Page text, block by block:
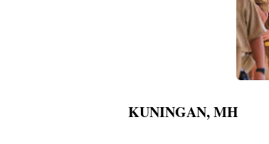
KUNINGAN, MH